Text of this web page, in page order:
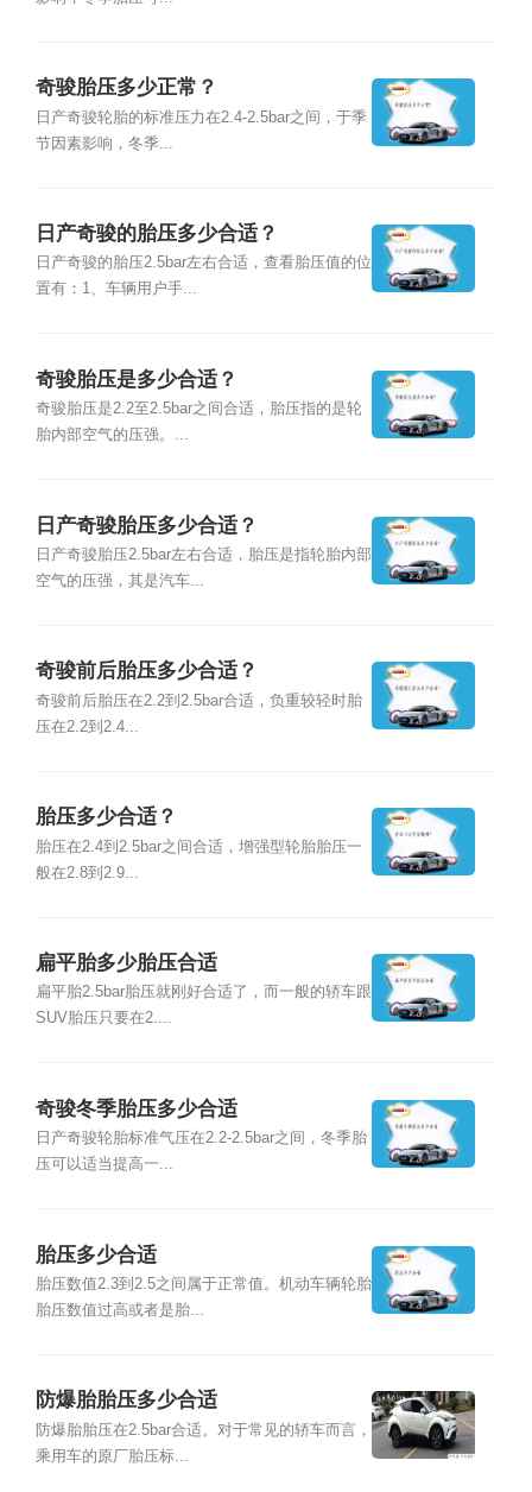
奇骏胎压多少正常？
日产奇骏轮胎的标准压力在2.4-2.5bar之间，于季
节因素影响，冬季...
日产奇骏的胎压多少合适？
日产奇骏的胎压2.5bar左右合适，查看胎压值的位
置有：1、车辆用户手...
奇骏胎压是多少合适？
奇骏胎压是2.2至2.5bar之间合适，胎压指的是轮
胎内部空气的压强。...
日产奇骏胎压多少合适？
日产奇骏胎压2.5bar左右合适，胎压是指轮胎内部
空气的压强，其是汽车...
奇骏前后胎压多少合适？
奇骏前后胎压在2.2到2.5bar合适，负重较轻时胎
压在2.2到2.4...
胎压多少合适？
胎压在2.4到2.5bar之间合适，增强型轮胎胎压一
般在2.8到2.9...
扁平胎多少胎压合适
扁平胎2.5bar胎压就刚好合适了，而一般的轿车跟
SUV胎压只要在2....
奇骏冬季胎压多少合适
日产奇骏轮胎标准气压在2.2-2.5bar之间，冬季胎
压可以适当提高一...
胎压多少合适
胎压数值2.3到2.5之间属于正常值。机动车辆轮胎
胎压数值过高或者是胎...
防爆胎胎压多少合适
防爆胎胎压在2.5bar合适。对于常见的轿车而言，
乘用车的原厂胎压标...